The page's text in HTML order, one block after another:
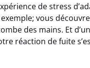
de stress
vous
des mains. Et
réaction de fuite